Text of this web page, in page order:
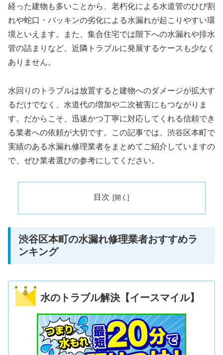
経った建物も多いことから、老朽化による水道管のひび割
れや蛇口・パッキンの劣化による水漏れが起こりやすい環
境といえます。また、集合住宅では階下への水漏れや排水
管の詰まりなど、近隣トラブルに発展するケースも少なく
ありません。
水回りのトラブルは放置すると建物へのダメージが拡大す
るだけでなく、水道代の増加や二次被害にもつながりま
す。だからこそ、迅速かつ丁寧に対応してくれる信頼でき
る業者への依頼が大切です。この記事では、渋谷区本町で
実績のある水漏れ修理業者をまとめてご紹介していますの
で、ぜひ業者選びの参考にしてください。
目次
渋谷区本町の水漏れ修理業者おすすめラ
ンキング
水のトラブル解決【イースマイル】